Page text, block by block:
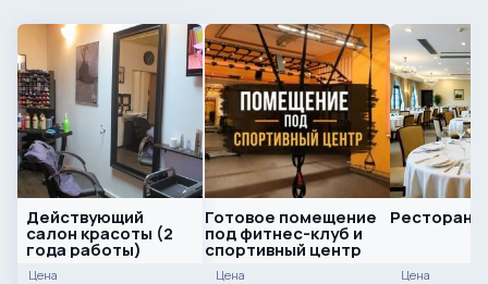
Действующий
салон красоты (2
года работы)
Цена
Готовое помещение
под фитнес-клуб и
спортивный центр
Цена
Ресторан
Цена